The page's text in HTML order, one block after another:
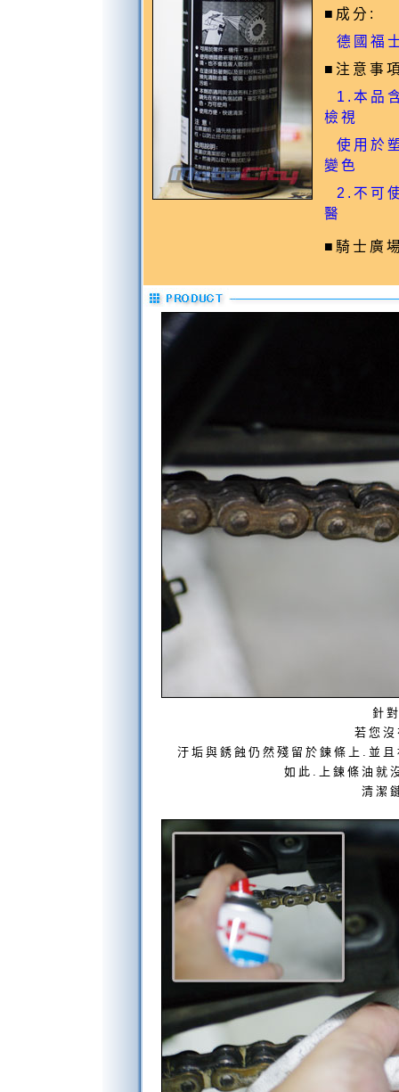
■成分:
德國福
■注意事
1.本品
檢視
使用於
變色
2.不可
醫
■騎士廣
針
若您
汙垢與銹蝕仍然殘留於鍊條上.並
如此.上鍊條油就
清潔